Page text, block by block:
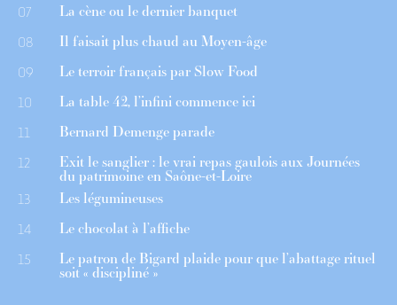
07 La cène ou le dernier banquet
08 Il faisait plus chaud au Moyen-âge
09 Le terroir français par Slow Food
10 La table 42, l’infini commence ici
11 Bernard Demenge parade
12 Exit le sanglier : le vrai repas gaulois aux Journées
du patrimoine en Saône-et-Loire
13 Les légumineuses
14 Le chocolat à l’affiche
15 Le patron de Bigard plaide pour que l’abattage rituel
soit « discipliné »